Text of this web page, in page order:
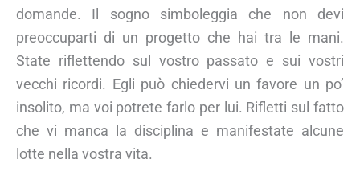
domande. Il sogno simboleggia che non devi
preoccuparti di un progetto che hai tra le mani.
State riflettendo sul vostro passato e sui vostri
vecchi ricordi. Egli può chiedervi un favore un po’
insolito, ma voi potrete farlo per lui. Rifletti sul fatto
che vi manca la disciplina e manifestate alcune
lotte nella vostra vita.